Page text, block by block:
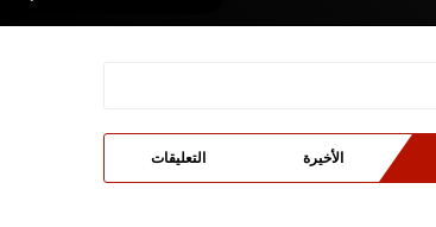
الأخيرة التعليقات